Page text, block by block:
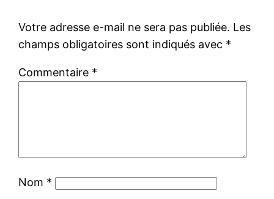
Votre adresse e-mail ne sera pas publiée. Les
champs obligatoires sont indiqués avec *
Commentaire *
Nom *